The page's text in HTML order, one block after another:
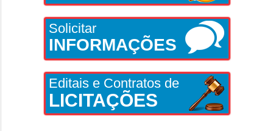
Solicitar
INFORMAÇÕES
Editais e Contratos de
LICITAÇÕES